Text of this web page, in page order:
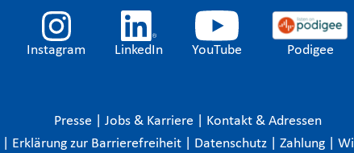
Instagram LinkedIn YouTube Podigee
Presse Jobs & Karriere
Kontakt & Adressen
Erklärung zur Barrierefreiheit Datenschutz Zahlung